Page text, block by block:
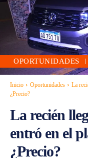
OPORTUNIDADES
Inicio Oportunidades
La
¿Precio?
La recién
entró en el
¿Precio?